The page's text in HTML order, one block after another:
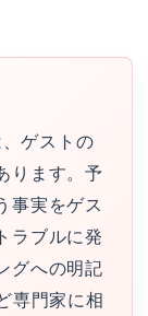
ゲストの
ります。予
事実をゲス
ラブルに発
グへの明記
専門家に相